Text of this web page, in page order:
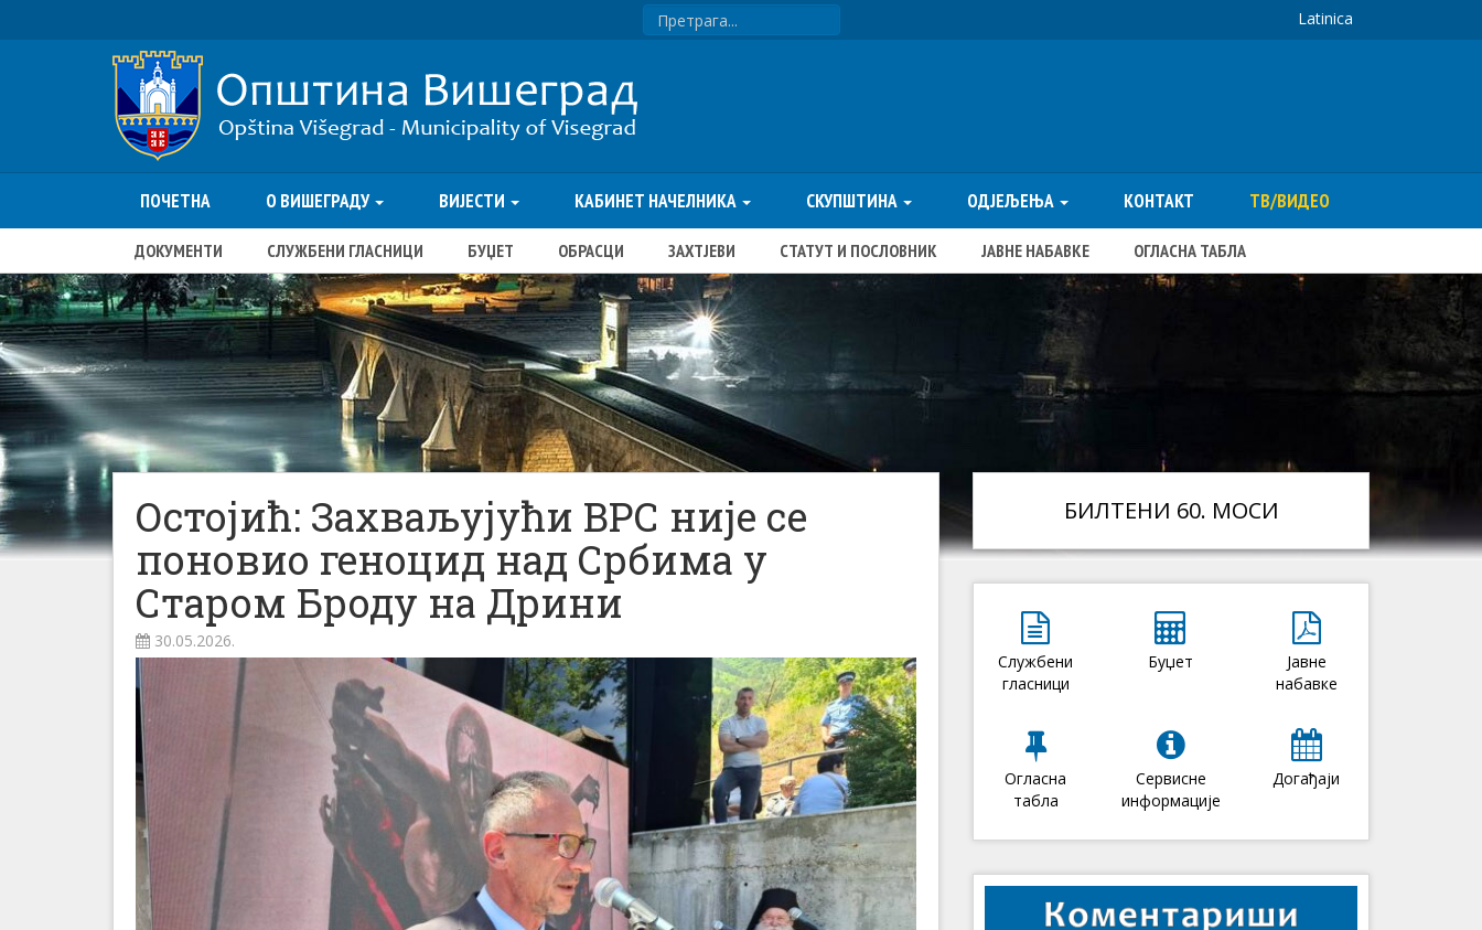
Latinica
ПОЧЕТНА О ВИШЕГРАДУ ВИЈЕСТИ КАБИНЕТ НАЧЕЛНИКА СКУПШТИНА ОДЈЕЉЕЊА КОНТАКТ ТВ/ВИДЕО
ДОКУМЕНТИ СЛУЖБЕНИ ГЛАСНИЦИ БУЏЕТ ОБРАСЦИ ЗАХТЈЕВИ СТАТУТ И ПОСЛОВНИК ЈАВНЕ НАБАВКЕ ОГЛАСНА ТАБЛА
Остојић: Захваљујући ВРС није се
поновио геноцид над Србима у
Старом Броду на Дрини
30.05.2026.
БИЛТЕНИ 60. МОСИ
Службени
гласници
Буџет
Јавне
набавке
Огласна
табла
Сервисне
информације
Догађаји